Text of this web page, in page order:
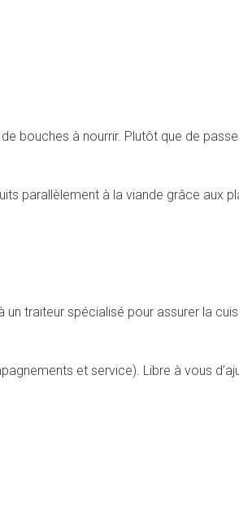
bouches à nourrir. Plutôt que de
parallèlement à la viande grâce aux
traiteur spécialisé pour assurer la
et service). Libre à vous